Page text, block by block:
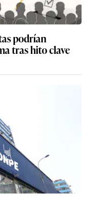
podrían
tras hito clave